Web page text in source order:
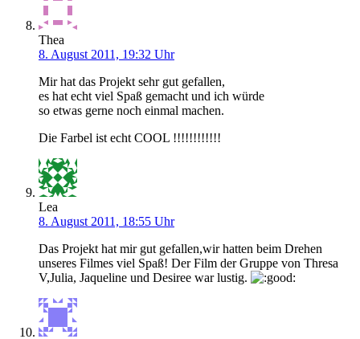
Thea
8. August 2011, 19:32 Uhr
Mir hat das Projekt sehr gut gefallen,
es hat echt viel Spaß gemacht und ich würde
so etwas gerne noch einmal machen.
Die Farbel ist echt COOL !!!!!!!!!!!!
Lea
8. August 2011, 18:55 Uhr
Das Projekt hat mir gut gefallen,wir hatten beim Drehen
unseres Filmes viel Spaß! Der Film der Gruppe von Thresa
V,Julia, Jaqueline und Desiree war lustig.